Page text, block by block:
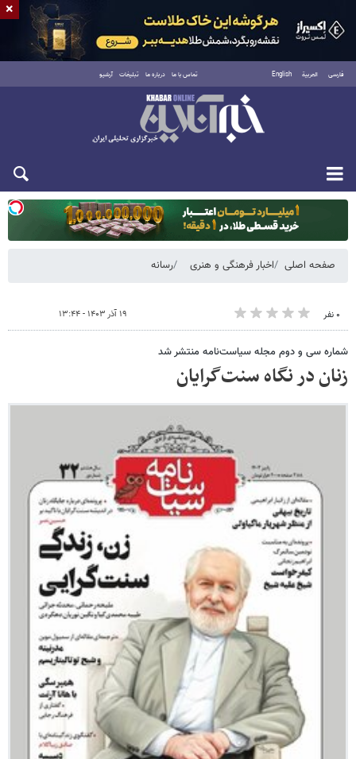
فارسی العربية English تماس با ما درباره ما تبلیغات آرشیو
یکشنبه ۱۸ مرداد ۱۴۰۵
صفحه اصلی اخبار فرهنگی و هنری رسانه
۰ نفر ۱۹ آذر ۱۴۰۳ - ۱۳:۴۴
شماره سی‌ و دوم مجله سیاست‌نامه منتشر شد
زنان در نگاه سنت‌گرایان
×